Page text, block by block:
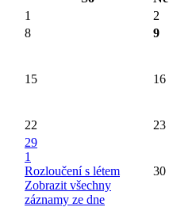
1
2
8 9
15 16
22 23
29
1
Rozloučení s létem
Zobrazit všechny
záznamy ze dne
30